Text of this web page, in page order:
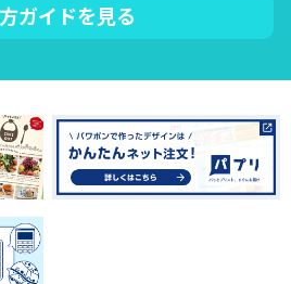
ガイドを見る